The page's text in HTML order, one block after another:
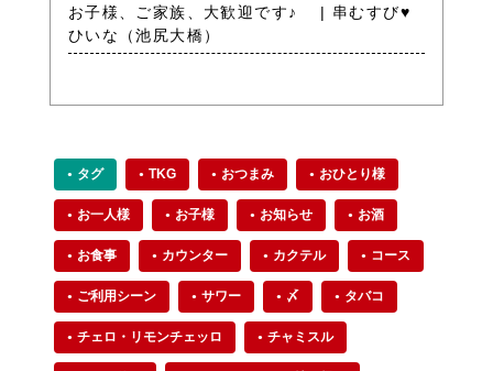
お子様、ご家族、大歓迎です♪ | 串むすび♥
ひいな（池尻大橋）
タグ TKG おつまみ おひとり様
お一人様 お子様 お知らせ お酒
お食事 カウンター カクテル コース
ご利用シーン サワー 〆 タバコ
チェロ・リモンチェッロ チャミスル